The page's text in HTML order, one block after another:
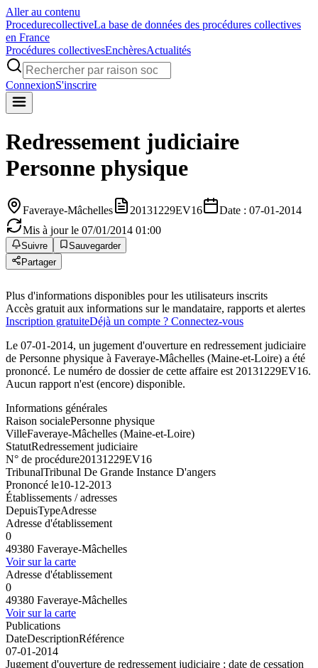
Aller au contenu
ProcedurecollectiveLa base de données des procédures collectives
en France
Procédures collectivesEnchèresActualités
ConnexionS'inscrire
Redressement judiciaire
Personne physique
Faveraye-Mâchelles 20131229EV16
Date : 07-01-2014
Mis à jour le 07/01/2014 01:00
Suivre
Sauvegarder
Partager
Plus d'informations disponibles pour les utilisateurs inscrits
Accès gratuit aux informations sur le mandataire, rapports et alertes
Inscription gratuiteDéjà un compte ? Connectez-vous
Le 07-01-2014, un jugement d'ouverture en redressement judiciaire
de Personne physique à Faveraye-Mâchelles (Maine-et-Loire) a été
prononcé. Le numéro de dossier de cette affaire est 20131229EV16.
Aucun rapport n'est (encore) disponible.
Informations générales
Raison socialePersonne physique
VilleFaveraye-Mâchelles (Maine-et-Loire)
StatutRedressement judiciaire
N° de procédure20131229EV16
TribunalTribunal De Grande Instance D'angers
Prononcé le10-12-2013
Établissements / adresses
DepuisTypeAdresse
Adresse d'établissement
0
49380 Faveraye-Mâchelles
Voir sur la carte
Adresse d'établissement
0
49380 Faveraye-Mâchelles
Voir sur la carte
Publications
DateDescriptionRéférence
07-01-2014
Jugement d'ouverture de redressement judiciaire ; date de cessation